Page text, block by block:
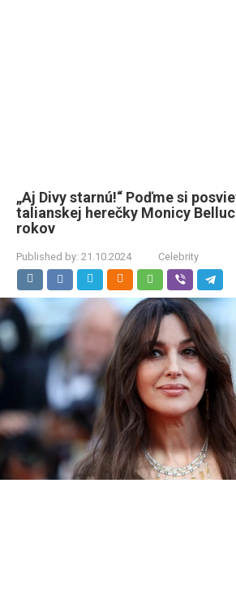
„Aj Divy starnú!“ Poďme si
talianskej herečky Monicy
rokov
Published by: 21.10.2024 Celebrity